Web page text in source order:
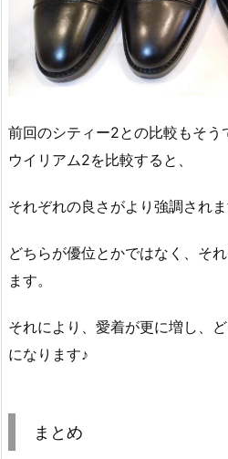
前回のシティー2との比較もそう
ウイリアム2を比較すると、
それぞれの良さがより強調されま
どちらが優位とかではなく、そ
ます。
それにより、愛着が更に増し、
になります♪
まとめ